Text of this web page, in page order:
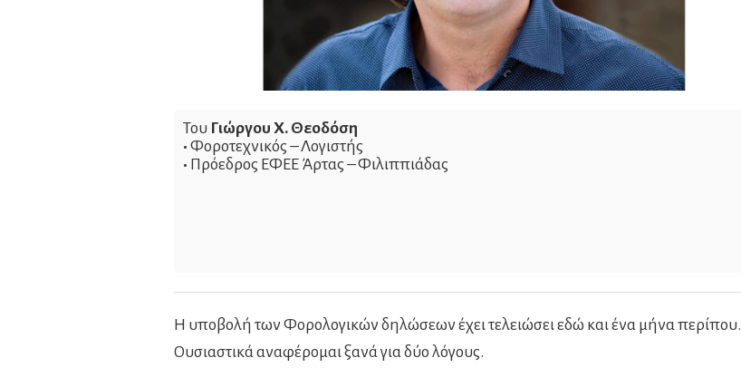
Του Γιώργου Χ. Θεοδόση
• Φοροτεχνικός – Λογιστής
• Πρόεδρος ΕΦΕΕ Άρτας – Φιλιππιάδας
Η υποβολή των Φορολογικών δηλώσεων έχει τελειώσει εδώ και ένα μήνα περίπου.
Ουσιαστικά αναφέρομαι ξανά για δύο λόγους.